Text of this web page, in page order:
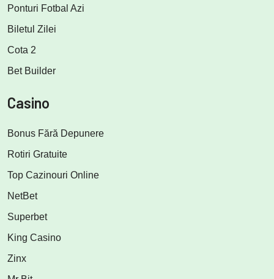
Ponturi Fotbal Azi
Biletul Zilei
Cota 2
Bet Builder
Casino
Bonus Fără Depunere
Rotiri Gratuite
Top Cazinouri Online
NetBet
Superbet
King Casino
Zinx